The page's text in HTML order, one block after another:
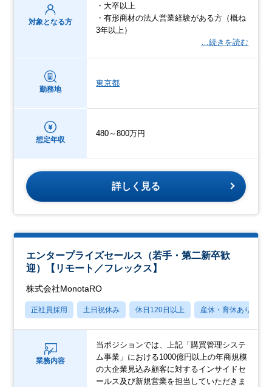
対象となる方
・大卒以上
・有形商材の法人営業経験がある方（概ね
3年以上）
…続きを読む
勤務地
東京都
想定年収
480～800万円
詳しく見る
エンタープライズセールス（若手・第二新卒歓
迎）【リモート／フレックス】
株式会社MonotaRO
正社員採用 土日祝休み 休日120日以上 産休・育休あり
業務内容
当ポジションでは、上記「購買管理システ
ム事業」における1000億円以上の年商規模
の大企業見込み顧客に対するインサイドセ
ールス及び新規営業を担当していただきま